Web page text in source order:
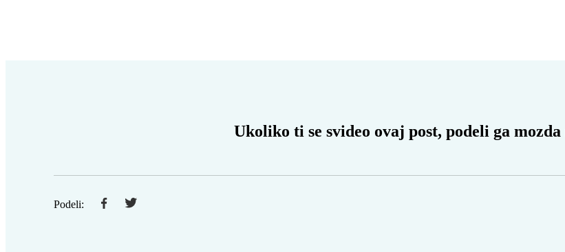
Ukoliko ti se svideo ovaj post, podeli ga
Podeli: